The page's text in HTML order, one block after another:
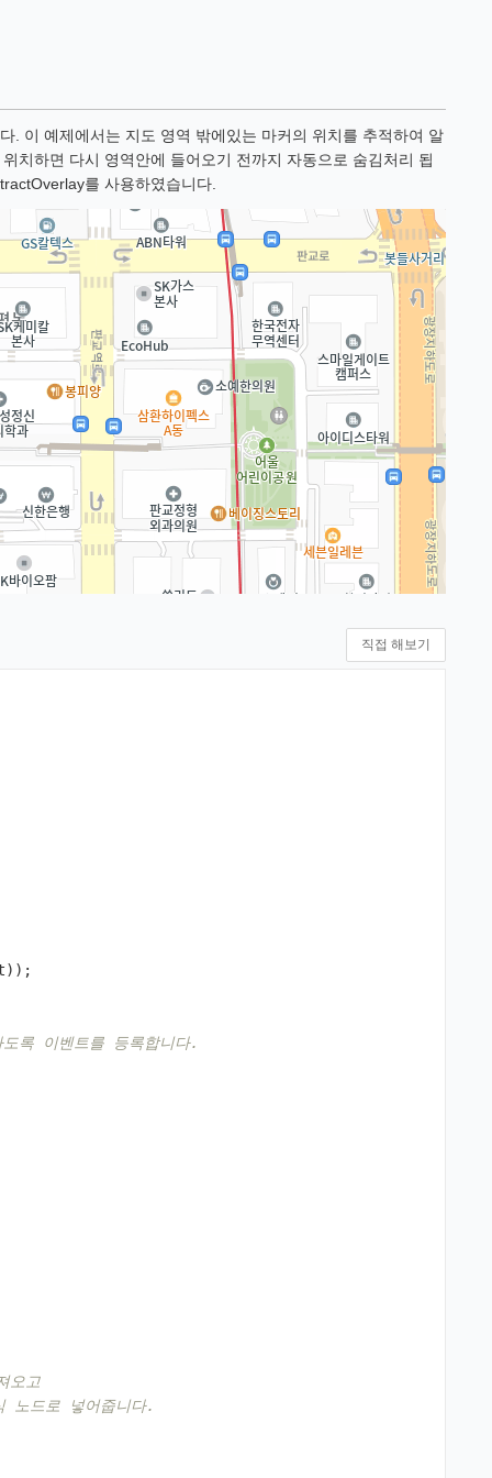
. 이 예제에서는 지도 영역 밖에있는 마커의 위치를 추적하여 알
치하면 다시 영역안에 들어오기 전까지 자동으로 숨김처리 됩
를 사용하였습니다.
직접 해보기
));
록 이벤트를 등록합니다.
오고
노드로 넣어줍니다.